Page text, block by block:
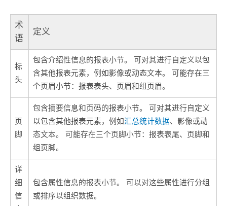
术
语
定义
标
头
包含介绍性信息的报表小节。 可对其进行自定义以包
含其他报表元素，例如影像或动态文本。 可能存在三
个页眉小节：报表表头、页眉和组页眉。
页
脚
包含摘要信息和页码的报表小节。 可对其进行自定义
以包含其他报表元素，例如汇总统计数据、影像或动
态文本。 可能存在三个页脚小节：报表表尾、页脚和
组页脚。
详
细
信
包含属性信息的报表小节。 可以对这些属性进行分组
或排序以组织数据。